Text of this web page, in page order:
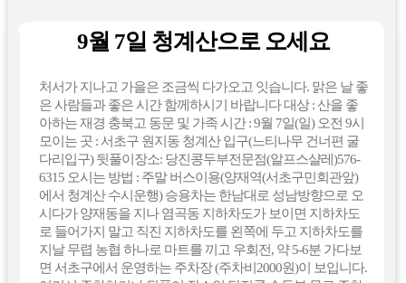
9월 7일 청계산으로 오세요
처서가 지나고 가을은 조금씩 다가오고 잇습니다. 맑은 날 좋
은 사람들과 좋은 시간 함께하시기 바랍니다 대상 : 산을 좋
아하는 재경 충북고 동문 및 가족 시간 : 9월 7일(일) 오전 9시
모이는 곳 : 서초구 원지동 청계산 입구(느티나무 건너편 굴
다리입구) 뒷풀이장소: 당진콩두부전문점(알프스샬레)576-
6315 오시는 방법 : 주말 버스이용(양재역(서초구민회관앞)
에서 청계산 수시운행) 승용차는 한남대로 성남방향으로 오
시다가 양재동을 지나 염곡동 지하차도가 보이면 지하차도
로 들어가지 말고 직진 지하차도를 왼쪽에 두고 지하차도를
지날 무렵 농협 하나로 마트를 끼고 우회전, 약 5-6분 가다보
면 서초구에서 운영하는 주차장 (주차비2000원)이 보입니다.